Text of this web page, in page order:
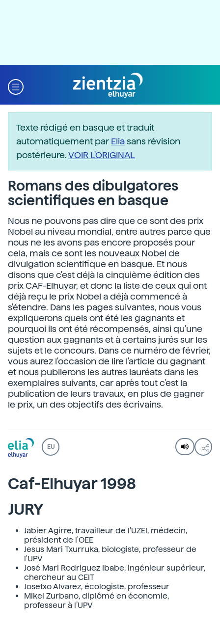
Texte rédigé en basque et traduit
automatiquement parEliasans révision
postérieure.VOIR L'ORIGINAL
Romans des dibulgatores
scientifiques en basque
Nous ne pouvons pas dire que ce sont des prix
Nobel au niveau mondial, entre autres parce que
nous ne les avons pas encore proposés pour
cela, mais ce sont les nouveaux Nobel de
divulgation scientifique en basque. Et nous
disons que c'est déjà la cinquième édition des
prix CAF-Elhuyar, et donc la liste de ceux qui ont
déjà reçu le prix Nobel a déjà commencé à
s'étendre. Dans les pages suivantes, nous vous
expliquerons quels ont été les gagnants et
pourquoi ils ont été récompensés, ainsi qu'une
question aux gagnants et à certains jurés sur les
sujets et le concours. Dans ce numéro de février,
vous aurez l'occasion de lire l'article du gagnant
et nous publierons les autres lauréats dans les
exemplaires suivants, car après tout c'est la
publication de leurs travaux, en plus de gagner
le prix, un des objectifs des écrivains.
EU
Caf-Elhuyar 1998
JURY
Jabier Agirre, travailleur de l'UZEI, médecin,
président de l'OEE
Jesus Mari Txurruka, biologiste, professeur de
l'UPV
José Mari Rodriguez Ibabe, ingénieur supérieur,
chercheur au CEIT
Josetxo Alvarez, écologiste, professeur
Mikel Zurbano, diplômé en économie,
professeur à l’UPV